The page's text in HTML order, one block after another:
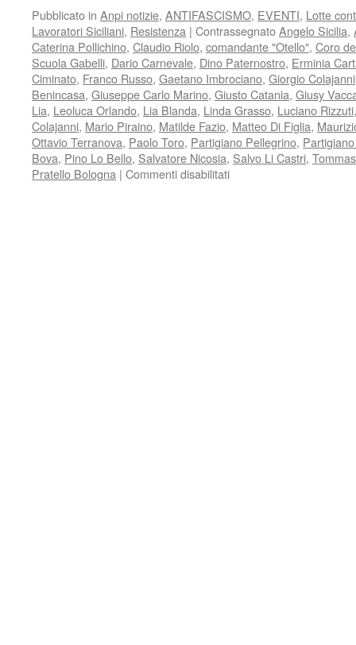
Pubblicato in Anpi notizie, ANTIFASCISMO, EVENTI, Lotte
Lavoratori Siciliani, Resistenza | ContrassegnatoAngelo Sicilia,
Caterina Pollichino, Claudio Riolo, comandante "Otello", Coro
Scuola Gabelli, Dario Carnevale, Dino Paternostro, Erminia
Ciminato, Franco Russo, Gaetano Imbrociano, Giorgio Colajanni
Benincasa, Giuseppe Carlo Marino, Giusto Catania, Giusy
Lia, Leoluca Orlando, Lia Blanda, Linda Grasso, Luciano Rizzuti
Colajanni, Mario Piraino, Matilde Fazio, Matteo Di Figlia,
Ottavio Terranova, Paolo Toro, Partigiano Pellegrino,
Bova, Pino Lo Bello, Salvatore Nicosia, Salvo Li Castri,
Pratello Bologna | Commenti disabilitatisu